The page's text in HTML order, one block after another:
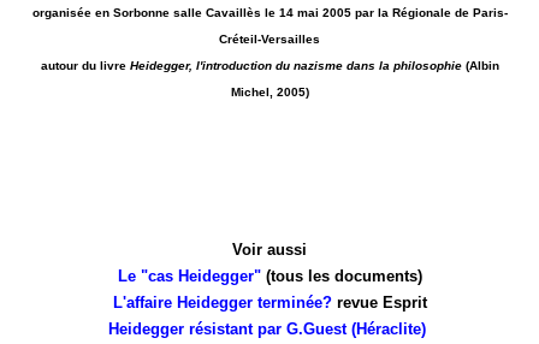
organisée en Sorbonne salle Cavaillès le 14 mai 2005 par la Régionale de Paris-
Créteil-Versailles
autour du livre Heidegger, l'introduction du nazisme dans la philosophie(Albin
Michel, 2005)
Voir aussi
Le "cas Heidegger" (tous les documents)
L'affaire Heidegger terminée? revue Esprit
Heidegger résistant par G.Guest (Héraclite)